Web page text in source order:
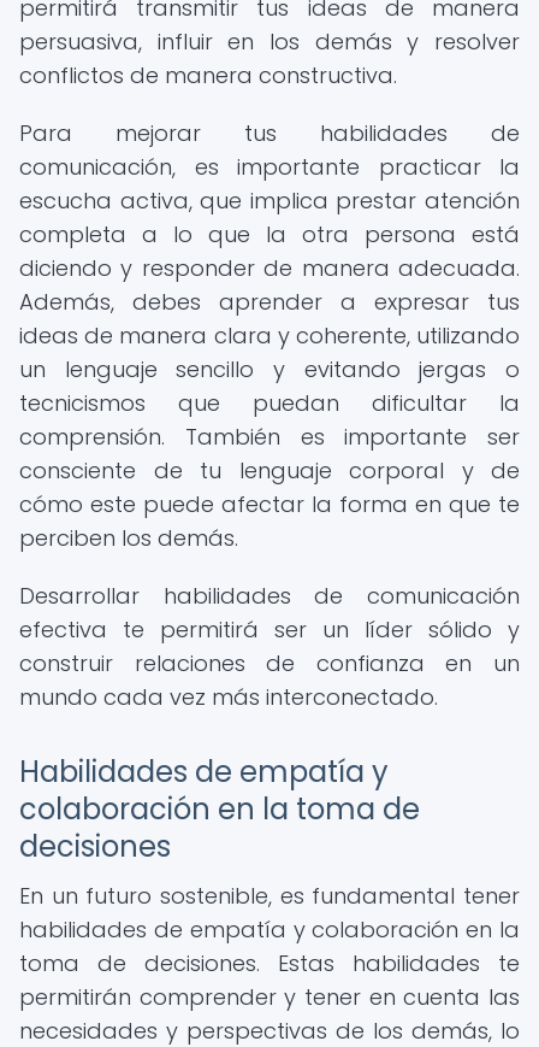
permitirá transmitir tus ideas de manera
persuasiva, influir en los demás y resolver
conflictos de manera constructiva.
Para mejorar tus habilidades de
comunicación, es importante practicar la
escucha activa, que implica prestar atención
completa a lo que la otra persona está
diciendo y responder de manera adecuada.
Además, debes aprender a expresar tus
ideas de manera clara y coherente, utilizando
un lenguaje sencillo y evitando jergas o
tecnicismos que puedan dificultar la
comprensión. También es importante ser
consciente de tu lenguaje corporal y de
cómo este puede afectar la forma en que te
perciben los demás.
Desarrollar habilidades de comunicación
efectiva te permitirá ser un líder sólido y
construir relaciones de confianza en un
mundo cada vez más interconectado.
Habilidades de empatía y
colaboración en la toma de
decisiones
En un futuro sostenible, es fundamental tener
habilidades de empatía y colaboración en la
toma de decisiones. Estas habilidades te
permitirán comprender y tener en cuenta las
necesidades y perspectivas de los demás, lo